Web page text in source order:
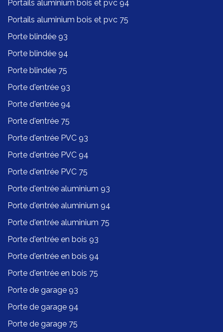
Portails aluminium bois et pvc 94
Portails aluminium bois et pvc 75
Porte blindée 93
Porte blindée 94
Porte blindée 75
Porte d'entrée 93
Porte d'entrée 94
Porte d'entrée 75
Porte d'entrée PVC 93
Porte d'entrée PVC 94
Porte d'entrée PVC 75
Porte d'entrée aluminium 93
Porte d'entrée aluminium 94
Porte d'entrée aluminium 75
Porte d'entrée en bois 93
Porte d'entrée en bois 94
Porte d'entrée en bois 75
Porte de garage 93
Porte de garage 94
Porte de garage 75